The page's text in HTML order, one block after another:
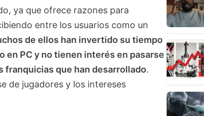
ya que ofrece razones para
entre los usuarios como un
de ellos han invertido su tiempo
en PC y no tienen interés en pasarse
franquicias que han desarrollado.
de jugadores y los intereses